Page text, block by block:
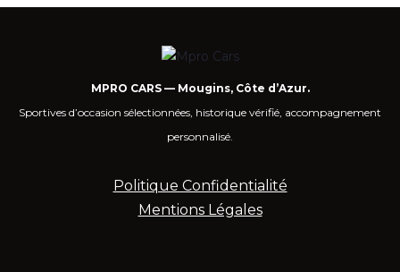
MPRO CARS — Mougins, Côte d’Azur.
Sportives d’occasion sélectionnées, historique vérifié, accompagnement
personnalisé.
Politique Confidentialité
Mentions Légales